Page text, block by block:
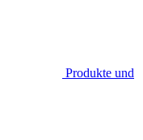
Produkte und